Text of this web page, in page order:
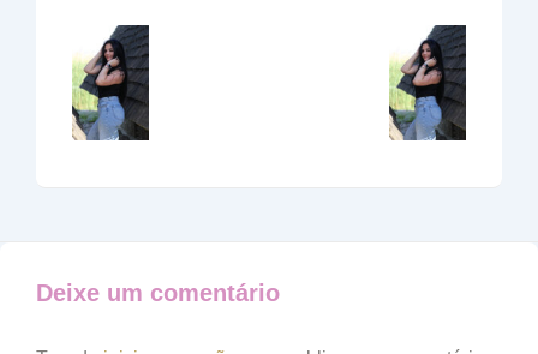
Deixe um comentário